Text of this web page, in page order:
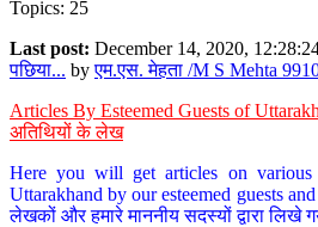
Topics: 25
Last post: December 14, 2020,
पछिया... byएम.एस. मेहता /M S Mehta
Articles By Esteemed Guests of
अतिथियों के लेख
Here you will get articles on various
Uttarakhand by our esteemed guests
लेखकों और हमारे माननीय सदस्यों द्वारा लिखे